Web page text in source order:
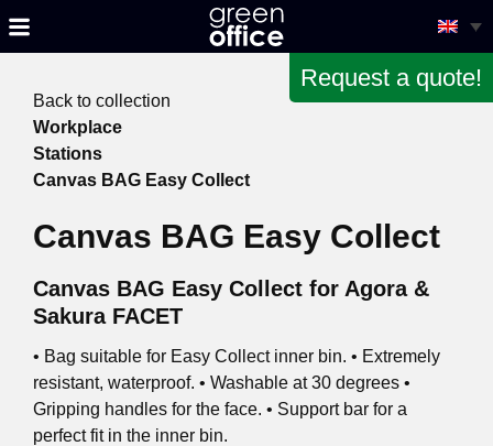
Request a quote!
Back to collection
Workplace
Stations
Canvas BAG Easy Collect
Canvas BAG Easy Collect
Canvas BAG Easy Collect for Agora &
Sakura FACET
• Bag suitable for Easy Collect inner bin. • Extremely
resistant, waterproof. • Washable at 30 degrees •
Gripping handles for the face. • Support bar for a
perfect fit in the inner bin.